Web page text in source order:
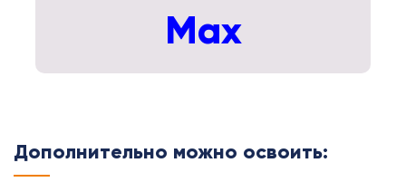
Max
Дополнительно можно освоить: